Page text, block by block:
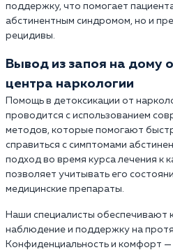
поддержку, что помогает
абстинентным синдромом, но и
рецидивы.
Вывод из запоя на дому
центра наркологии
Помощь в детоксикации от
проводится с использованием
методов, которые помогают
справиться с симптомами
подход во время курса лечения к
позволяет учитывать его
медицинские препараты.
Наши специалисты обеспечивают
наблюдение и поддержку на
Конфиденциальность и комфорт